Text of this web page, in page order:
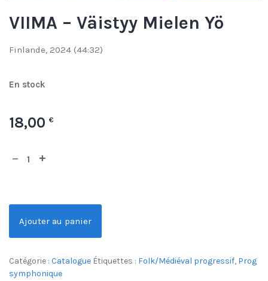
VIIMA – Väistyy Mielen Yö
Finlande, 2024 (44:32)
En stock
18,00 €
Ajouter au panier
Catégorie : Catalogue Étiquettes : Folk/Médiéval progressif, Prog
symphonique